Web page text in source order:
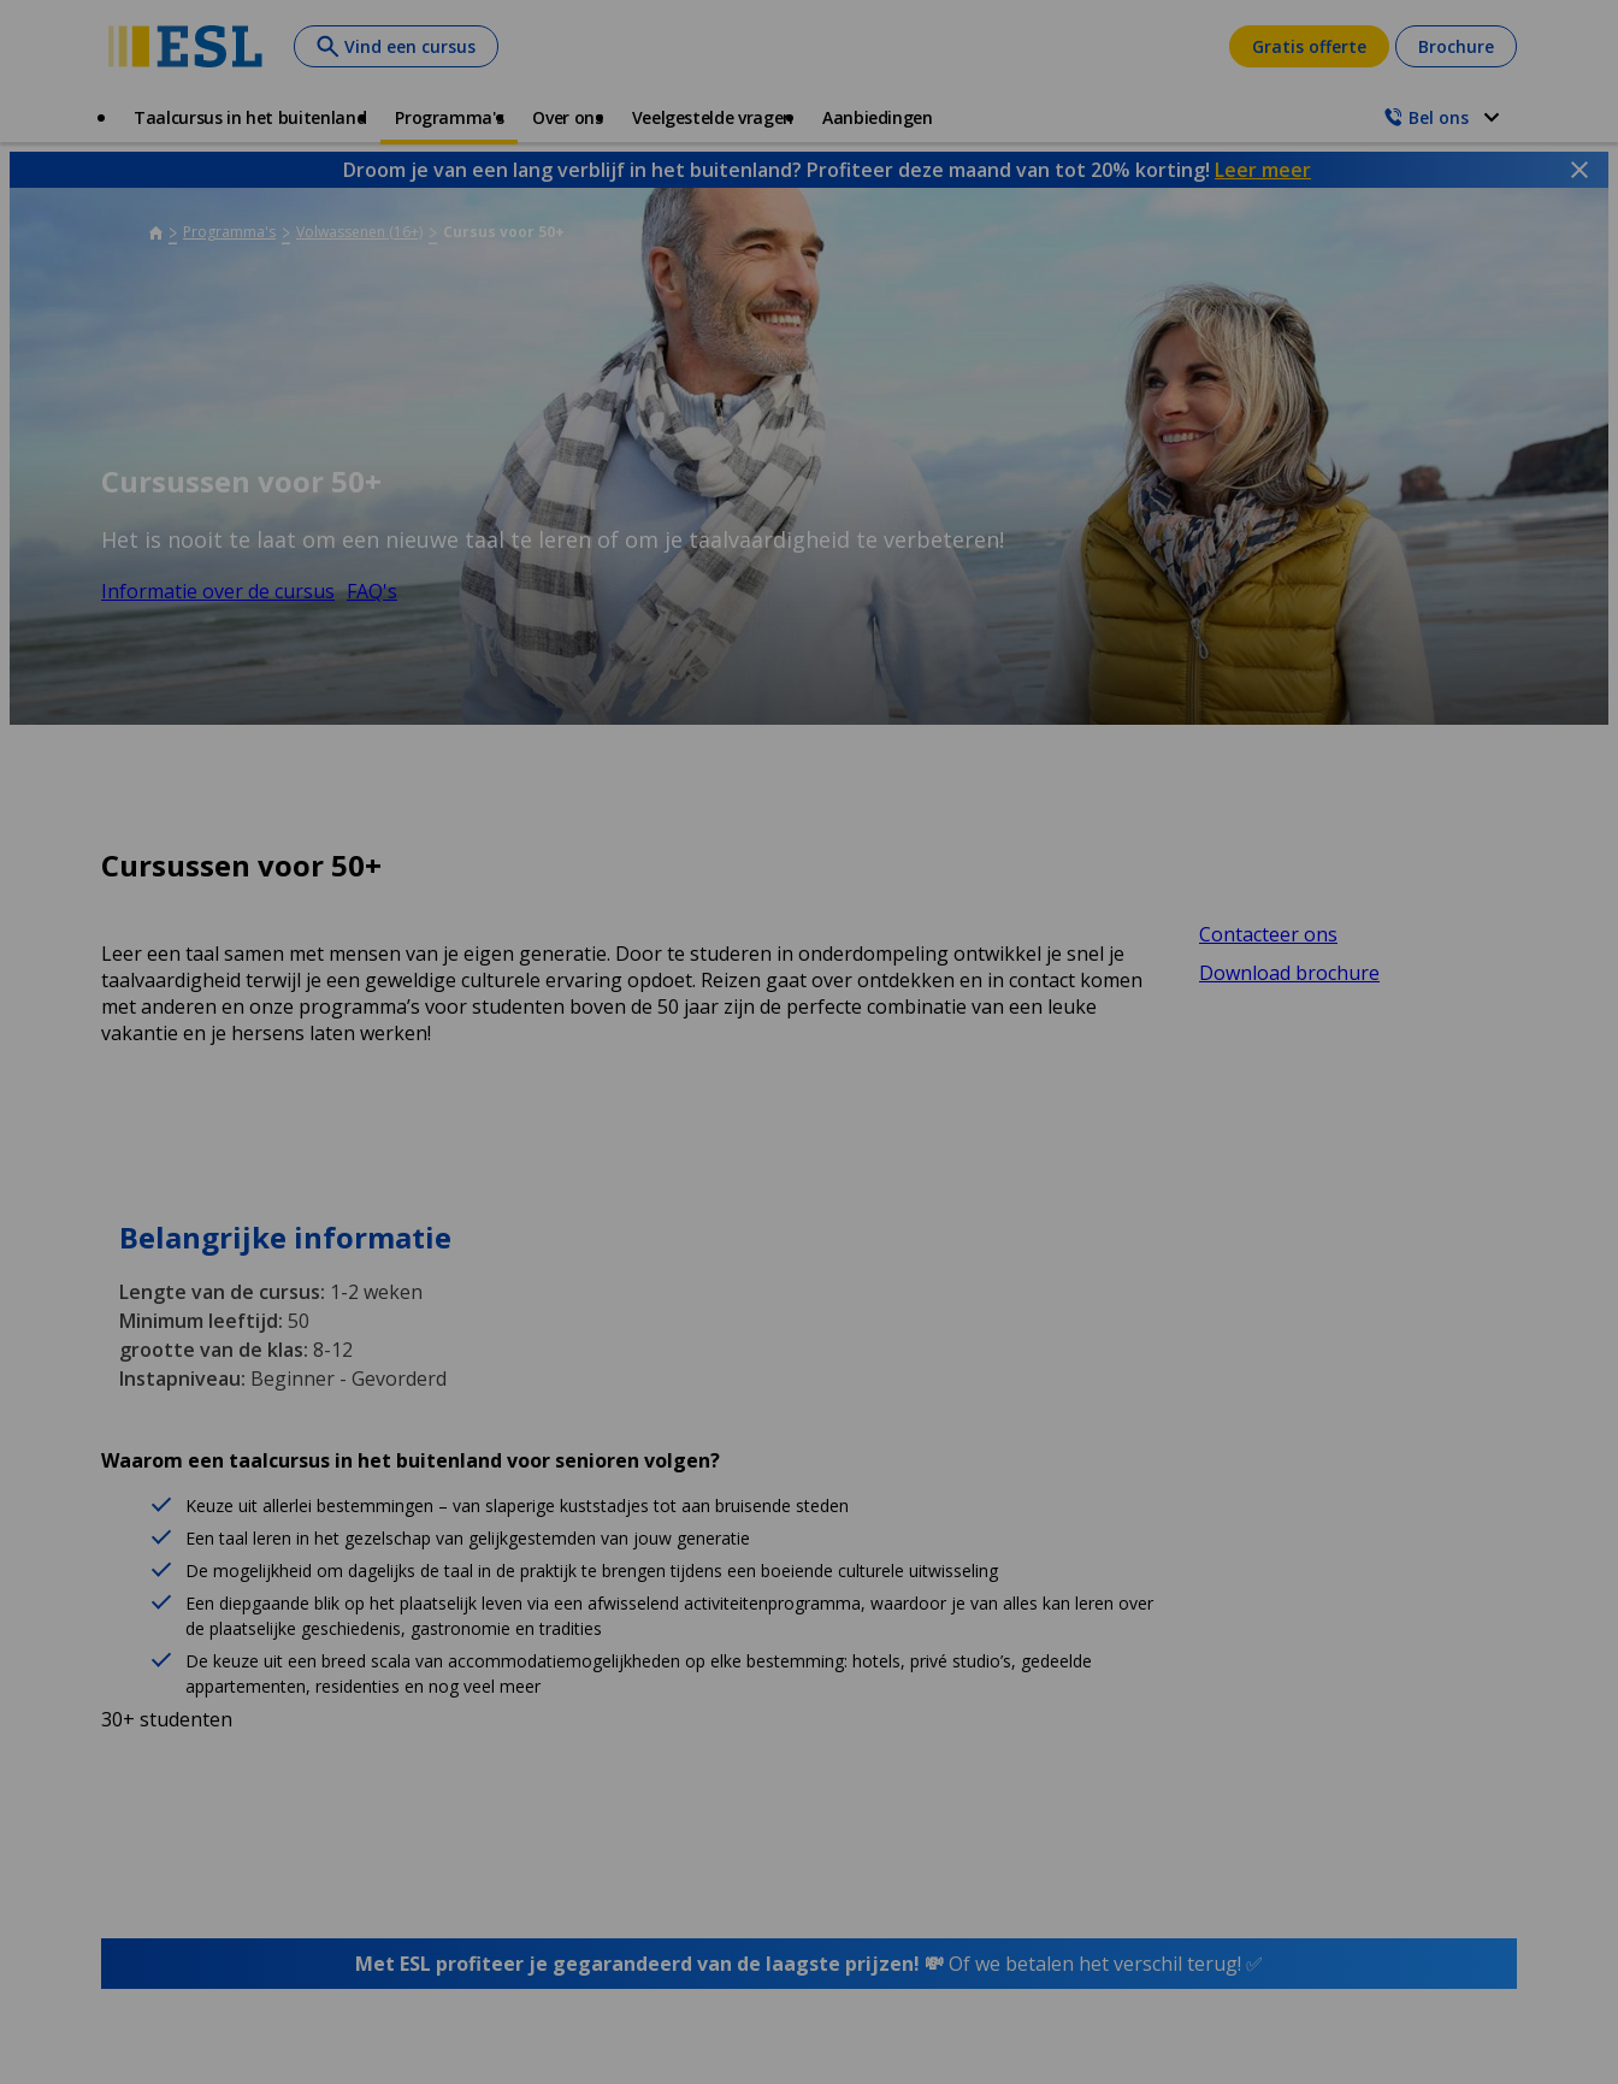
Vind een cursus Gratis offerte Brochure
Taalcursus in het buitenland Programma's Over ons Veelgestelde vragen Aanbiedingen Bel ons
Droom je van een lang verblijf in het buitenland? Profiteer deze maand van tot 20% korting! Leer meer
Programma's Volwassenen (16+) Cursus voor 50+
Cursussen voor 50+
Het is nooit te laat om een nieuwe taal te leren of om je taalvaardigheid te verbeteren!
Informatie over de cursus FAQ's
Cursussen voor 50+
Leer een taal samen met mensen van je eigen generatie. Door te studeren in onderdompeling ontwikkel je snel je
taalvaardigheid terwijl je een geweldige culturele ervaring opdoet. Reizen gaat over ontdekken en in contact komen
met anderen en onze programma’s voor studenten boven de 50 jaar zijn de perfecte combinatie van een leuke
vakantie en je hersens laten werken!
Belangrijke informatie
Lengte van de cursus: 1-2 weken
Minimum leeftijd: 50
grootte van de klas: 8-12
Instapniveau: Beginner - Gevorderd
Waarom een taalcursus in het buitenland voor senioren volgen?
Keuze uit allerlei bestemmingen – van slaperige kuststadjes tot aan bruisende steden
Een taal leren in het gezelschap van gelijkgestemden van jouw generatie
De mogelijkheid om dagelijks de taal in de praktijk te brengen tijdens een boeiende culturele uitwisseling
Een diepgaande blik op het plaatselijk leven via een afwisselend activiteitenprogramma, waardoor je van alles kan leren over
de plaatselijke geschiedenis, gastronomie en tradities
De keuze uit een breed scala van accommodatiemogelijkheden op elke bestemming: hotels, privé studio’s, gedeelde
appartementen, residenties en nog veel meer
30+ studenten
Contacteer ons
Download brochure
Met ESL profiteer je gegarandeerd van de laagste prijzen! 💸Of we betalen het verschil terug! ✅